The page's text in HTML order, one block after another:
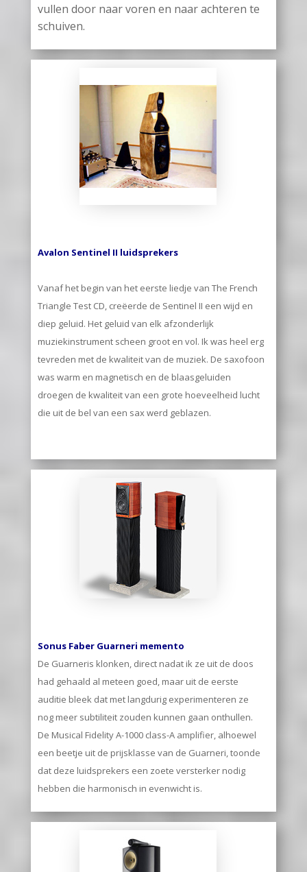
vullen door naar voren en naar achteren te
schuiven.
Avalon Sentinel II luidsprekers
Vanaf het begin van het eerste liedje van The French
Triangle Test CD, creëerde de Sentinel II een wijd en
diep geluid. Het geluid van elk afzonderlijk
muziekinstrument scheen groot en vol. Ik was heel erg
tevreden met de kwaliteit van de muziek. De saxofoon
was warm en magnetisch en de blaasgeluiden
droegen de kwaliteit van een grote hoeveelheid lucht
die uit de bel van een sax werd geblazen.
Sonus Faber Guarneri memento
De Guarneris klonken, direct nadat ik ze uit de doos
had gehaald al meteen goed, maar uit de eerste
auditie bleek dat met langdurig experimenteren ze
nog meer subtiliteit zouden kunnen gaan onthullen.
De Musical Fidelity A-1000 class-A amplifier, alhoewel
een beetje uit de prijsklasse van de Guarneri, toonde
dat deze luidsprekers een zoete versterker nodig
hebben die harmonisch in evenwicht is.